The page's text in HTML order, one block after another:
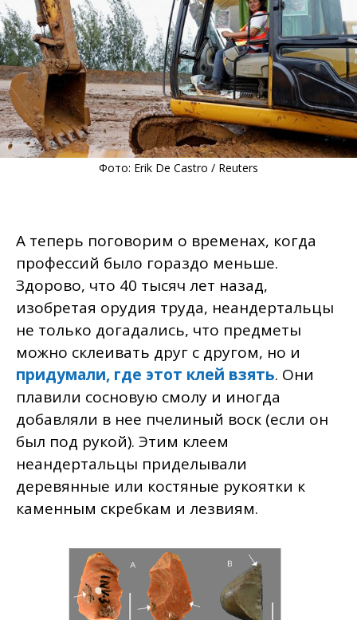
Фото: Erik De Castro / Reuters
А теперь поговорим о временах, когда
профессий было гораздо меньше.
Здорово, что 40 тысяч лет назад,
изобретая орудия труда, неандертальцы
не только догадались, что предметы
можно склеивать друг с другом, но и
придумали, где этот клей взять. Они
плавили сосновую смолу и иногда
добавляли в нее пчелиный воск (если он
был под рукой). Этим клеем
неандертальцы приделывали
деревянные или костяные рукоятки к
каменным скребкам и лезвиям.